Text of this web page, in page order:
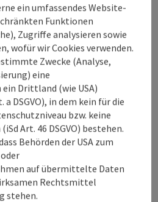
Beitrag drucken
In der Nähe
ein umfassendes Website-
Funktionen
Zugriffe analysieren sowie
wofür wir Cookies verwenden.
Zwecke (Analyse,
eine
Drittland (wie USA)
DSGVO), in dem kein für die
bzw. keine
Art. 46 DSGVO) bestehen.
Behörden der USA zum
auf übermittelte Daten
Rechtsmittel
stehen.